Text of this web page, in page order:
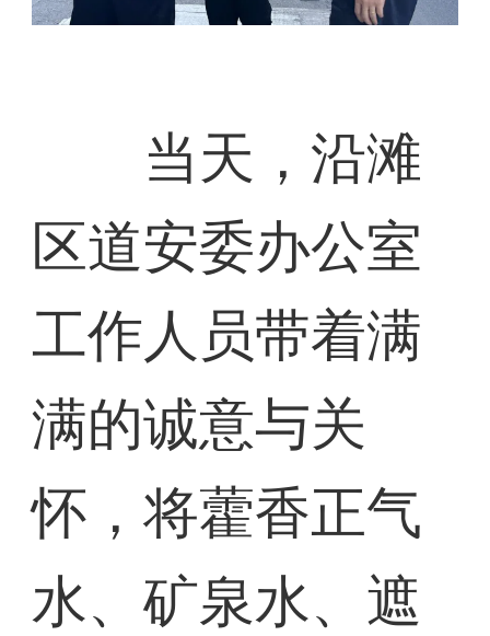
当天，沿滩
区道安委办公室
工作人员带着满
满的诚意与关
怀，将藿香正气
水、矿泉水、遮